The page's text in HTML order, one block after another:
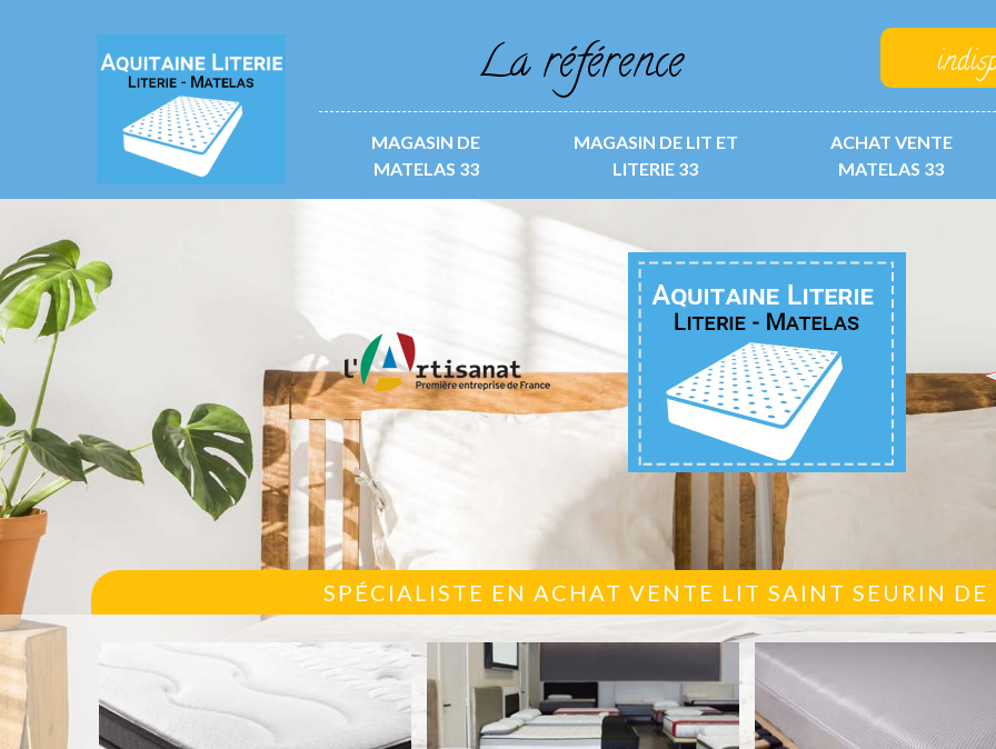
La référence
MAGASIN DE
MATELAS 33
MAGASIN DE LIT ET
LITERIE 33
ACHAT VENTE
MATELAS 33
SPÉCIALISTE EN ACHAT VENTE LIT SAINT SEURIN